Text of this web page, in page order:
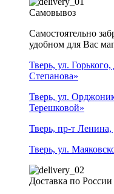
Самовывоз
Самостоятельно
удобном для Вас
Тверь, ул.
Степанова»
Тверь, ул.
Терешковой»
Тверь, пр-т Ленина,
Тверь, ул.
Доставка по России